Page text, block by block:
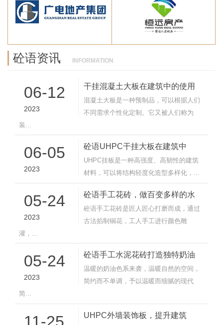
砼语资讯 INFORMATION
06-12
2023
干挂混凝土大板在建筑中的使用
混凝土大板是一种预制品，可以根据人们
不同需求个性化定制。它又被人们称为
装...
06-05
2023
砼语UHPC干挂大板在建筑中
UHPC挂板是一种高强度、高韧性的建筑
材料，可以将结构轻度化造型多样化，...
05-24
2023
砼语手工花砖，做百变多样的水
砼语手工花砖是匠人匠心打磨而成，通过
古法掐制铜花，工人手工进行颜色雕
灌，...
05-24
2023
砼语手工水泥花砖打造独特奶油
温暖的奶油色系来袭，温暖自然的空间，
简约而不单调，予以温暖而细腻的现代
简...
11-25 UHPC外墙装饰板，提升建筑